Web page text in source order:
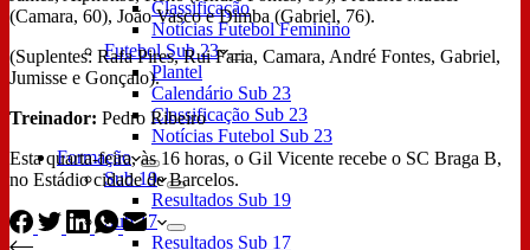
Classificação
Notícias Futebol Feminino
Futebol Sub 23
Plantel
Calendário Sub 23
Classificação Sub 23
Notícias Futebol Sub 23
Formação
Sub 19
Resultados Sub 19
Sub 17
Resultados Sub 17
(Camara, 60), João Vasco e Dimba (Gabriel, 76).
(Suplentes: Rafa Pires, Rui Faria, Camara, André Fontes, Gabriel,
Jumisse e Gonçalo).
Treinador: Pedro Ribeiro
Esta quarta-feira, às 16 horas, o Gil Vicente recebe o SC Braga B,
no Estádio cidade de Barcelos.